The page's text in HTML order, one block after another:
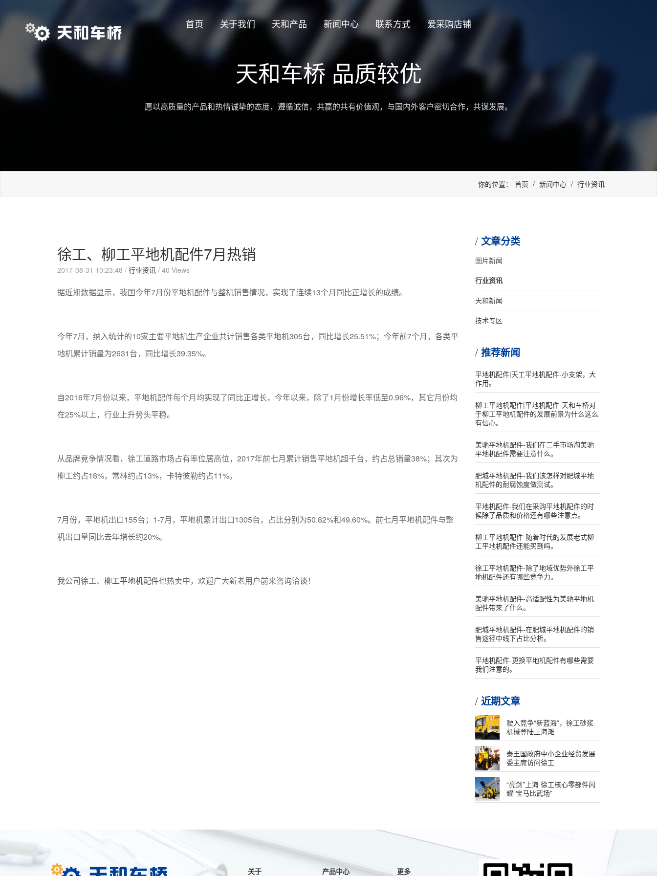
首页 关于我们 天和产品 新闻中心 联系方式 爱采购店铺
天和车桥 品质较优
愿以高质量的产品和热情诚挚的态度，遵循诚信，共赢的共有价值观，与国内外客户密切合作，共谋发展。
你的位置： 首页 / 新闻中心 / 行业资讯
徐工、柳工平地机配件7月热销
2017-08-31 10:23:48 / 行业资讯 / 40 Views
据近期数据显示，我国今年7月份平地机配件与整机销售情况，实现了连续13个月同比正增长的成绩。
今年7月，纳入统计的10家主要平地机生产企业共计销售各类平地机305台，同比增长25.51%；今年前7个月，各类平
地机累计销量为2631台，同比增长39.35%。
自2016年7月份以来，平地机配件每个月均实现了同比正增长，今年以来，除了1月份增长率低至0.96%，其它月份均
在25%以上，行业上升势头平稳。
从品牌竞争情况看，徐工道路市场占有率位居高位，2017年前七月累计销售平地机超千台，约占总销量38%；其次为
柳工约占18%，常林约占13%，卡特彼勒约占11%。
7月份，平地机出口155台；1-7月，平地机累计出口1305台，占比分别为50.82%和49.60%。前七月平地机配件与整
机出口量同比去年增长约20%。
我公司徐工、 柳工平地机配件也热卖中，欢迎广大新老用户前来咨询洽谈！
文章分类
图片新闻
行业资讯
天和新闻
技术专区
推荐新闻
平地机配件|天工平地机配件-小支架，大
作用。
柳工平地机配件|平地机配件-天和车桥对
于柳工平地机配件的发展前景为什么这么
有信心。
美驰平地机配件-我们在二手市场淘美驰
平地机配件需要注意什么。
肥城平地机配件-我们该怎样对肥城平地
机配件的耐腐蚀度做测试。
平地机配件-我们在采购平地机配件的时
候除了品质和价格还有哪些注意点。
柳工平地机配件-随着时代的发展老式柳
工平地机配件还能买到吗。
徐工平地机配件-除了地域优势外徐工平
地机配件还有哪些竞争力。
美驰平地机配件-高适配性为美驰平地机
配件带来了什么。
肥城平地机配件-在肥城平地机配件的销
售途径中线下占比分析。
平地机配件-更换平地机配件有哪些需要
我们注意的。
近期文章
驶入竞争“新蓝海”，徐工砂浆
机械登陆上海滩
泰王国政府中小企业经贸发展
委主席访问徐工
“亮剑”上海 徐工核心零部件闪
耀“宝马比武场”
关于 产品中心 更多